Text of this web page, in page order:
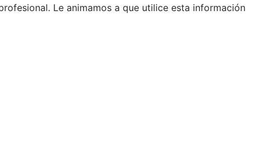
Le animamos a que utilice esta información